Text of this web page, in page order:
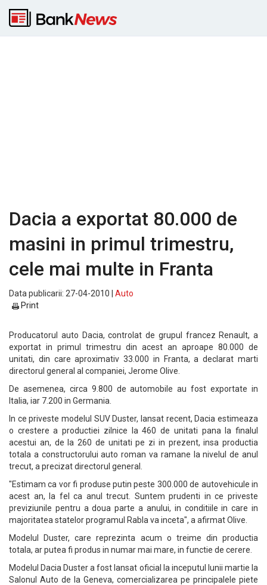
Dacia a exportat 80.000 de
masini in primul trimestru,
cele mai multe in Franta
Data publicarii: 27-04-2010 | Auto
Print
Producatorul auto Dacia, controlat de grupul francez Renault, a
exportat in primul trimestru din acest an aproape 80.000 de
unitati, din care aproximativ 33.000 in Franta, a declarat marti
directorul general al companiei, Jerome Olive.
De asemenea, circa 9.800 de automobile au fost exportate in
Italia, iar 7.200 in Germania.
In ce priveste modelul SUV Duster, lansat recent, Dacia estimeaza
o crestere a productiei zilnice la 460 de unitati pana la finalul
acestui an, de la 260 de unitati pe zi in prezent, insa productia
totala a constructorului auto roman va ramane la nivelul de anul
trecut, a precizat directorul general.
"Estimam ca vor fi produse putin peste 300.000 de autovehicule in
acest an, la fel ca anul trecut. Suntem prudenti in ce priveste
previziunile pentru a doua parte a anului, in conditiile in care in
majoritatea statelor programul Rabla va inceta", a afirmat Olive.
Modelul Duster, care reprezinta acum o treime din productia
totala, ar putea fi produs in numar mai mare, in functie de cerere.
Modelul Dacia Duster a fost lansat oficial la inceputul lunii martie la
Salonul Auto de la Geneva, comercializarea pe principalele piete